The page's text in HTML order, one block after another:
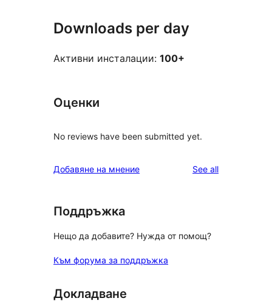
Downloads per day
Активни инсталации: 100+
Оценки
No reviews have been submitted yet.
Добавяне на мнение See allreviews
Поддръжка
Нещо да добавите? Нужда от помощ?
Към форума за поддръжка
Докладване